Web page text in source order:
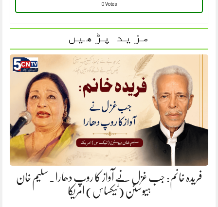
0 Votes
مزید پڑھیں
فریدہ خانم: جب غزل نے آواز کا روپ دھارا. سلیم خان
ہیوسٹن (ٹیکساس) امریکا